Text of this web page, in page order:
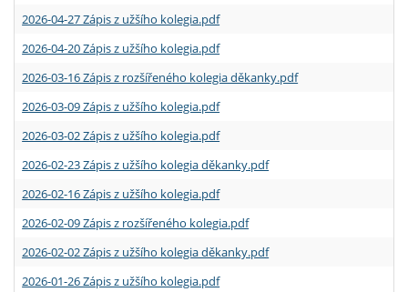
2026-04-27 Zápis z užšího kolegia.pdf
2026-04-20 Zápis z užšího kolegia.pdf
2026-03-16 Zápis z rozšířeného kolegia děkanky.pdf
2026-03-09 Zápis z užšího kolegia.pdf
2026-03-02 Zápis z užšího kolegia.pdf
2026-02-23 Zápis z užšího kolegia děkanky.pdf
2026-02-16 Zápis z užšího kolegia.pdf
2026-02-09 Zápis z rozšířeného kolegia.pdf
2026-02-02 Zápis z užšího kolegia děkanky.pdf
2026-01-26 Zápis z užšího kolegia.pdf